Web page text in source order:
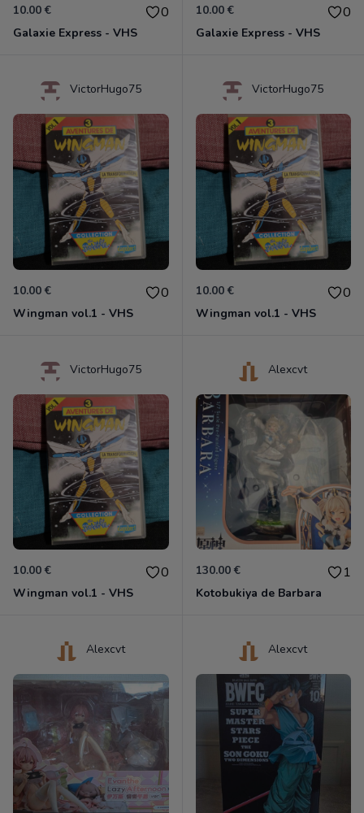
10.00 € 0
Galaxie Express - VHS
10.00 € 0
Galaxie Express - VHS
VictorHugo75
10.00 € 0
Wingman vol.1 - VHS
VictorHugo75
10.00 € 0
Wingman vol.1 - VHS
VictorHugo75
10.00 € 0
Wingman vol.1 - VHS
Alexcvt
130.00 € 1
Kotobukiya de Barbara
Alexcvt Alexcvt